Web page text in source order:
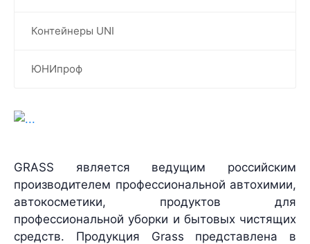
Контейнеры UNI
ЮНИпроф
GRASS является ведущим российским
производителем профессиональной автохимии,
автокосметики, продуктов для
профессиональной уборки и бытовых чистящих
средств. Продукция Grass представлена в